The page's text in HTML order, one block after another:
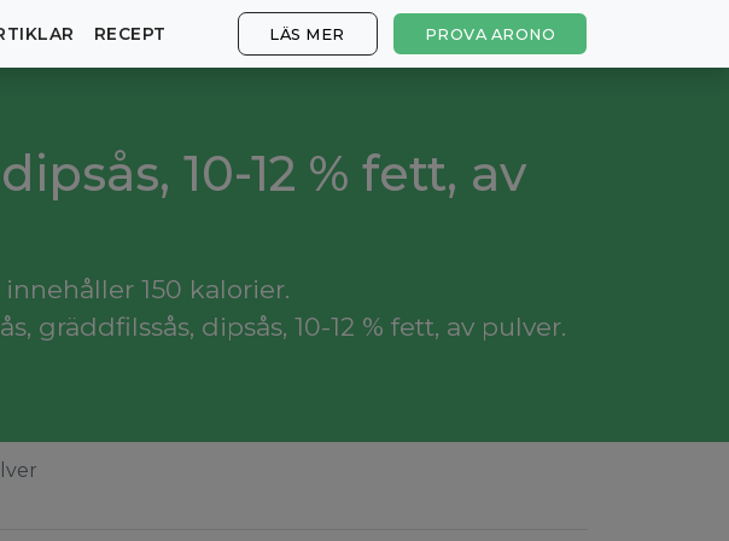
RECEPT LÄS MER PROVA ARONO
10-12 % fett, av
innehåller 150 kalorier.
gräddfilssås, dipsås, 10-12 % fett, av pulver.